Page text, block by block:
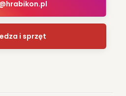
i sprzęt